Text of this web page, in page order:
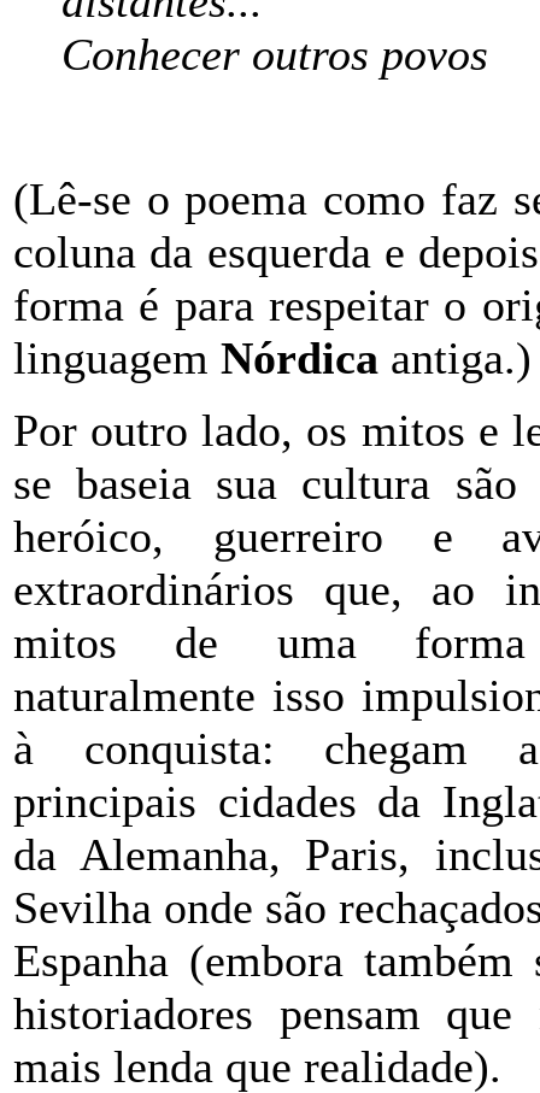
Conhecer outros povos
(Lê-se o poema como faz
coluna da esquerda e
forma é para respeitar o
linguagem Nórdica antiga.)
Por outro lado, os mitos e
se baseia sua cultura
heróico, guerreiro e
extraordinários que, ao
mitos de uma
naturalmente isso
à conquista: chegam
principais cidades da
da Alemanha, Paris,
Sevilha onde são
Espanha (embora
historiadores pensam
mais lenda que realidade).